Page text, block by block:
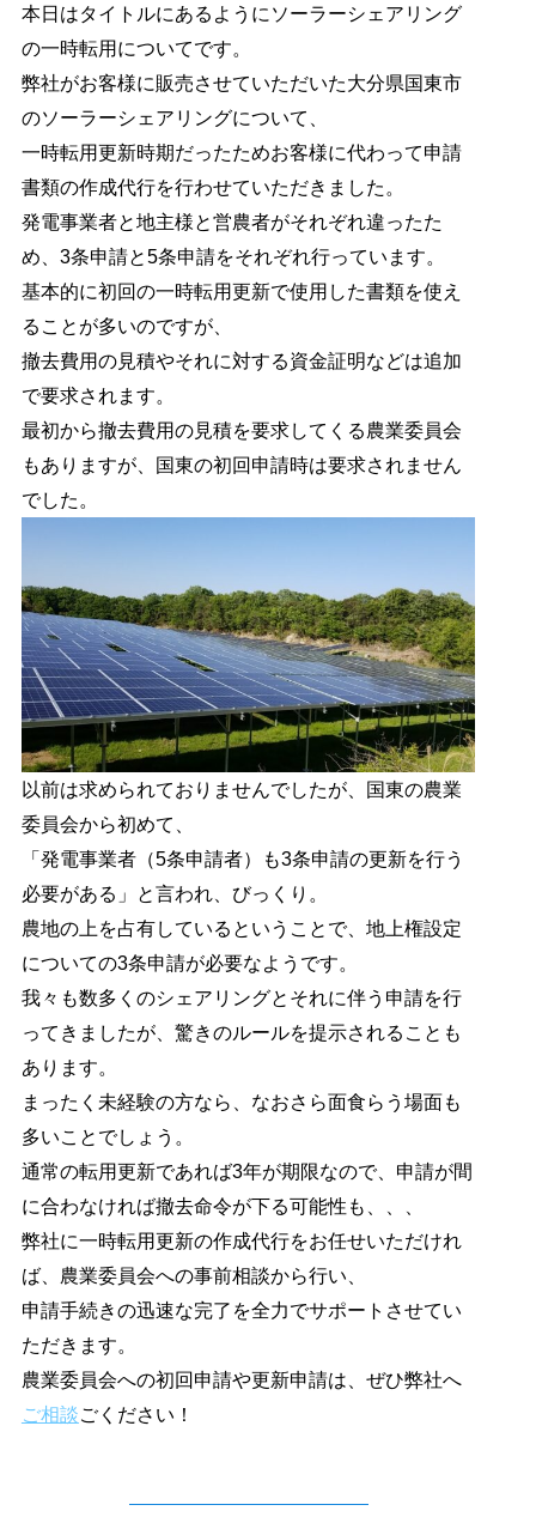
本日はタイトルにあるようにソーラーシェアリング
の一時転用についてです。
弊社がお客様に販売させていただいた大分県国東市
のソーラーシェアリングについて、
一時転用更新時期だったためお客様に代わって申請
書類の作成代行を行わせていただきました。
発電事業者と地主様と営農者がそれぞれ違ったた
め、3条申請と5条申請をそれぞれ行っています。
基本的に初回の一時転用更新で使用した書類を使え
ることが多いのですが、
撤去費用の見積やそれに対する資金証明などは追加
で要求されます。
最初から撤去費用の見積を要求してくる農業委員会
もありますが、国東の初回申請時は要求されません
でした。
以前は求められておりませんでしたが、国東の農業
委員会から初めて、
「発電事業者（5条申請者）も3条申請の更新を行う
必要がある」と言われ、びっくり。
農地の上を占有しているということで、地上権設定
についての3条申請が必要なようです。
我々も数多くのシェアリングとそれに伴う申請を行
ってきましたが、驚きのルールを提示されることも
あります。
まったく未経験の方なら、なおさら面食らう場面も
多いことでしょう。
通常の転用更新であれば3年が期限なので、申請が間
に合わなければ撤去命令が下る可能性も、、、
弊社に一時転用更新の作成代行をお任せいただけれ
ば、農業委員会への事前相談から行い、
申請手続きの迅速な完了を全力でサポートさせてい
ただきます。
農業委員会への初回申請や更新申請は、ぜひ弊社へ
ご相談ごください！